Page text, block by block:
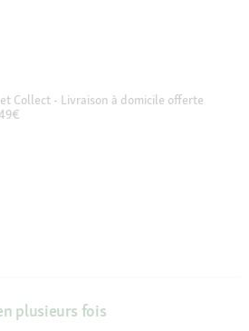
Collect - Livraison à domicile offerte
plusieurs fois